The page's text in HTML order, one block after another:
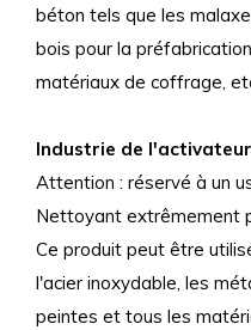
béton tels que les
bois pour la
matériaux de coffrage,
Industrie de
Attention : réservé à un
Nettoyant extrêmement
Ce produit peut être
l'acier inoxydable, les
peintes et tous les